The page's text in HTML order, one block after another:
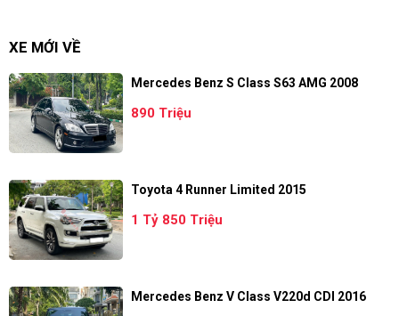
XE MỚI VỀ
Mercedes Benz S Class S63 AMG 2008
890 Triệu
Toyota 4 Runner Limited 2015
1 Tỷ 850 Triệu
Mercedes Benz V Class V220d CDI 2016